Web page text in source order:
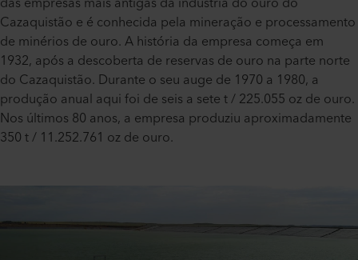
Cazaquistão e é conhecida pela mineração e processamento
de minérios de ouro. A história da empresa começa em
1932, após a descoberta de reservas de ouro na parte norte
do Cazaquistão. Durante o seu auge de 1970 a 1980, a
produção anual aqui foi de seis a sete t / 225.055 oz de ouro.
Nos últimos 80 anos, a empresa produziu aproximadamente
350 t / 11.252.761 oz de ouro.